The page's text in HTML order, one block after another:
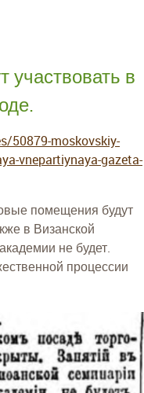
в
50879-moskovskiy-
vnepartiynaya-gazeta-
помещения будут
в Визанской
не будет.
процессии